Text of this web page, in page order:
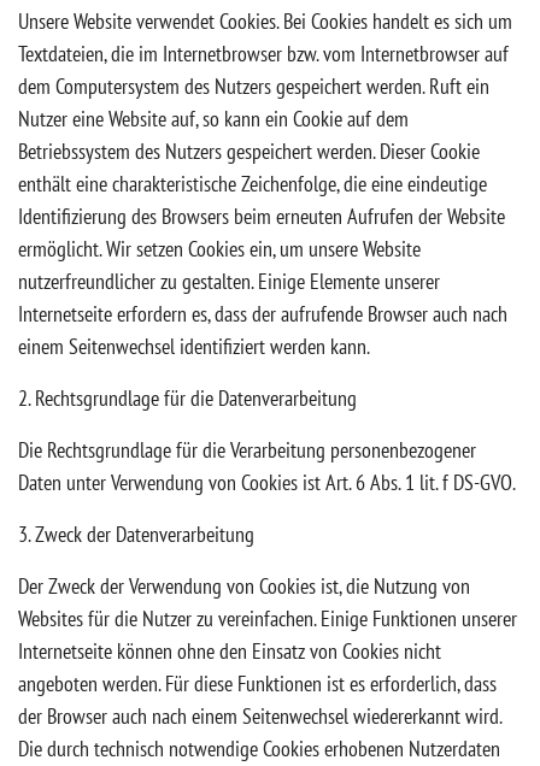
Unsere Website verwendet Cookies. Bei Cookies handelt es sich um
Textdateien, die im Internetbrowser bzw. vom Internetbrowser auf
dem Computersystem des Nutzers gespeichert werden. Ruft ein
Nutzer eine Website auf, so kann ein Cookie auf dem
Betriebssystem des Nutzers gespeichert werden. Dieser Cookie
enthält eine charakteristische Zeichenfolge, die eine eindeutige
Identifizierung des Browsers beim erneuten Aufrufen der Website
ermöglicht. Wir setzen Cookies ein, um unsere Website
nutzerfreundlicher zu gestalten. Einige Elemente unserer
Internetseite erfordern es, dass der aufrufende Browser auch nach
einem Seitenwechsel identifiziert werden kann.
2. Rechtsgrundlage für die Datenverarbeitung
Die Rechtsgrundlage für die Verarbeitung personenbezogener
Daten unter Verwendung von Cookies ist Art. 6 Abs. 1 lit. f DS-GVO.
3. Zweck der Datenverarbeitung
Der Zweck der Verwendung von Cookies ist, die Nutzung von
Websites für die Nutzer zu vereinfachen. Einige Funktionen unserer
Internetseite können ohne den Einsatz von Cookies nicht
angeboten werden. Für diese Funktionen ist es erforderlich, dass
der Browser auch nach einem Seitenwechsel wiedererkannt wird.
Die durch technisch notwendige Cookies erhobenen Nutzerdaten